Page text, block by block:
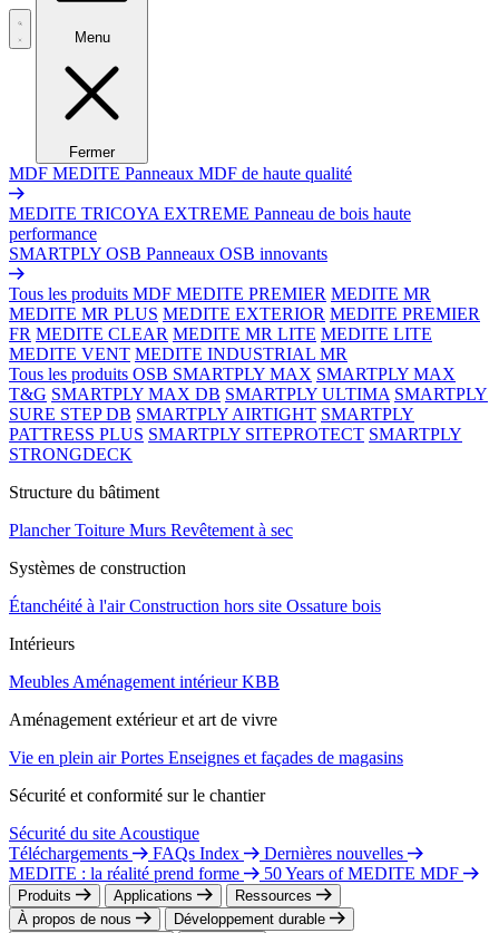
Menu
Fermer
MDF MEDITE Panneaux MDF de haute qualité
MEDITE TRICOYA EXTREME Panneau de bois haute
performance
SMARTPLY OSB Panneaux OSB innovants
Tous les produits MDF MEDITE PREMIER MEDITE MR
MEDITE MR PLUS MEDITE EXTERIOR MEDITE PREMIER
FR MEDITE CLEAR MEDITE MR LITE MEDITE LITE
MEDITE VENT MEDITE INDUSTRIAL MR
Tous les produits OSB SMARTPLY MAX SMARTPLY MAX
T&G SMARTPLY MAX DB SMARTPLY ULTIMA SMARTPLY
SURE STEP DB SMARTPLY AIRTIGHT SMARTPLY
PATTRESS PLUS SMARTPLY SITEPROTECT SMARTPLY
STRONGDECK
Structure du bâtiment
PlancherToiture Murs Revêtement à sec
Systèmes de construction
Étanchéité à l'airConstruction hors site Ossature bois
Intérieurs
Meubles Aménagement intérieurKBB
Aménagement extérieur et art de vivre
Vie en plein airPortes Enseignes et façades de magasins
Sécurité et conformité sur le chantier
Sécurité du site Acoustique
Téléchargements
FAQs Index
Dernières nouvelles
MEDITE : la réalité prend forme
50 Years of MEDITE MDF
Produits Applications
Ressources
À propos de nous
Développement durable